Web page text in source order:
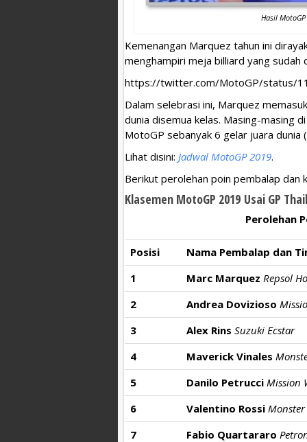
Hasil
Kemenangan Marquez tahun ini
menghampiri meja billiard yang
https://twitter.com/MotoGP/status/
Dalam selebrasi ini, Marquez
dunia disemua kelas. Masing-masing
MotoGP sebanyak 6 gelar juara
Lihat disini: Jadwal MotoGP 2019.
Berikut perolehan poin pembalap
Klasemen MotoGP 2019 Usai GP
Perolehan
Posisi
Nama Pembalap dan
1
Marc Marquez Repsol
2
Andrea Dovizioso
3
Alex Rins Suzuki Ecstar
4
Maverick Vinales
5
Danilo Petrucci Mission
6
Valentino Rossi
7
Fabio Quartararo